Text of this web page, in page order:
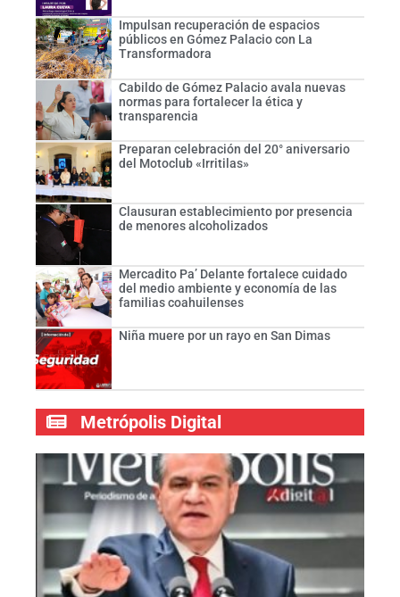
Impulsan recuperación de espacios
públicos en Gómez Palacio con La
Transformadora
Cabildo de Gómez Palacio avala nuevas
normas para fortalecer la ética y
transparencia
Preparan celebración del 20° aniversario
del Motoclub «Irritilas»
Clausuran establecimiento por presencia
de menores alcoholizados
Mercadito Pa’ Delante fortalece cuidado
del medio ambiente y economía de las
familias coahuilenses
Niña muere por un rayo en San Dimas
Metrópolis Digital